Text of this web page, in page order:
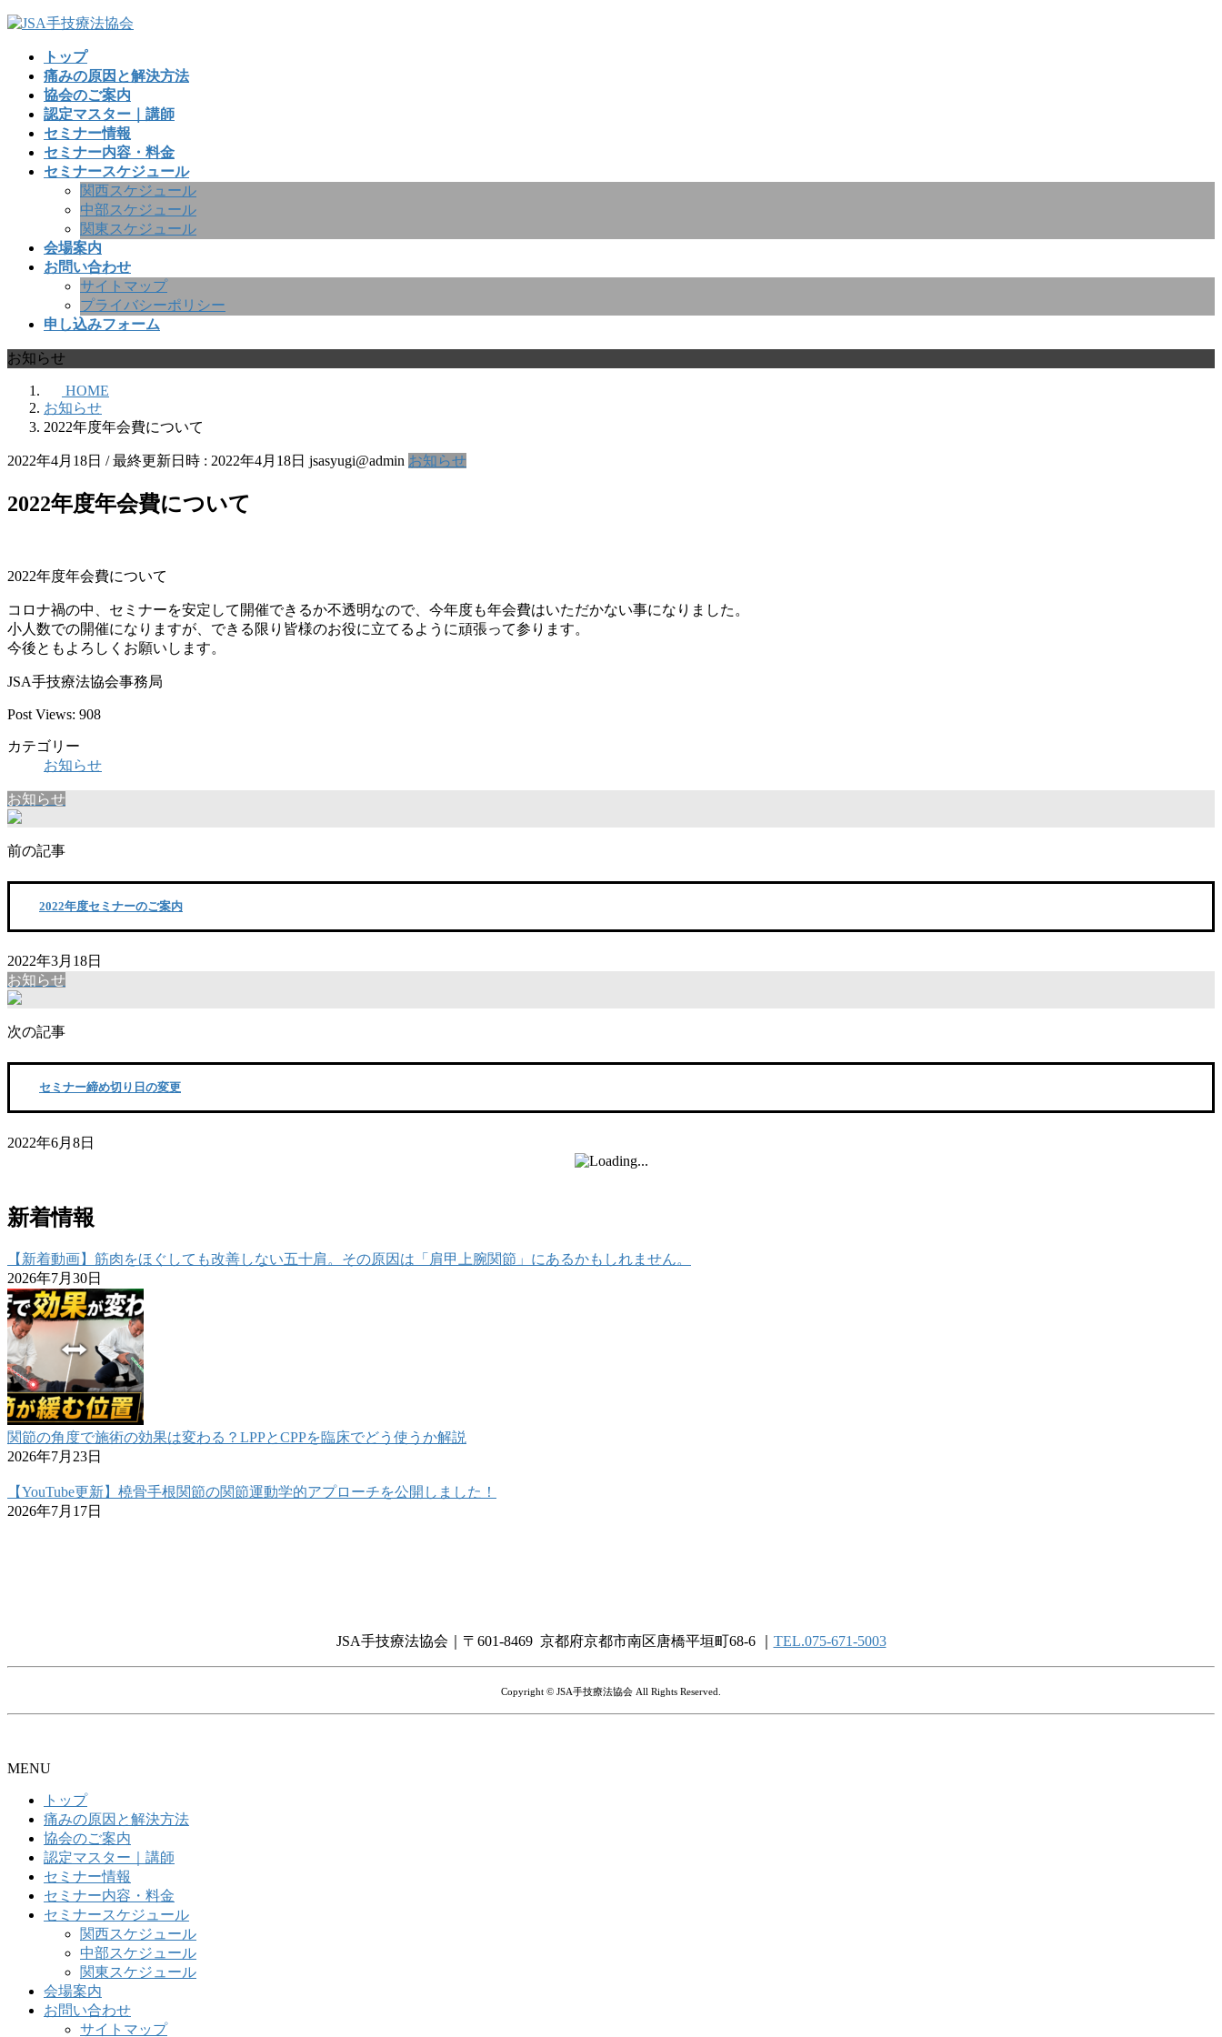
コ
ナ
トップ
痛みの原因と解決方法
協会のご案内
認定マスター｜講師
セミナー情報
セミナー内容・料金
セミナースケジュール
関西スケジュール
中部スケジュール
関東スケジュール
会場案内
お問い合わせ
サイトマップ
プライバシーポリシー
申し込みフォーム
お知らせ
HOME
お知らせ
2022年度年会費について
2022年4月18日 / 最終更新日時 : 2022年4月18日 jsasyugi@admin お知らせ
2022年度年会費について
2022年度年会費について
コロナ禍の中、セミナーを安定して開催できるか不透明なので、今年度も年会費はいただかない事になりました。
小人数での開催になりますが、できる限り皆様のお役に立てるように頑張って参ります。
今後ともよろしくお願いします。
JSA手技療法協会事務局
Post Views: 908
カテゴリー
お知らせ
お知らせ
前の記事
2022年度セミナーのご案内
2022年3月18日
お知らせ
次の記事
セミナー締め切り日の変更
2022年6月8日
新着情報
【新着動画】筋肉をほぐしても改善しない五十肩。その原因は「肩甲上腕関節」にあるかもしれません。
2026年7月30日
関節の角度で施術の効果は変わる？LPPとCPPを臨床でどう使うか解説
2026年7月23日
【YouTube更新】橈骨手根関節の関節運動学的アプローチを公開しました！
2026年7月17日
JSA手技療法協会｜〒601-8469 京都府京都市南区唐橋平垣町68-6 ｜ TEL.075-671-5003
Copyright © JSA手技療法協会 All Rights Reserved.
MENU
トップ
痛みの原因と解決方法
協会のご案内
認定マスター｜講師
セミナー情報
セミナー内容・料金
セミナースケジュール
関西スケジュール
中部スケジュール
関東スケジュール
会場案内
お問い合わせ
サイトマップ